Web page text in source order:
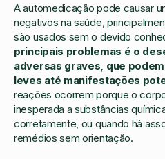
A automedicação pode causar
negativos na saúde,
são usados sem o devido
principais problemas é o
adversas graves, que
leves até manifestações
reações ocorrem porque o
inesperada a substâncias
corretamente, ou quando há
remédios sem orientação.